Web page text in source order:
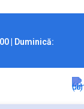
| Duminică: